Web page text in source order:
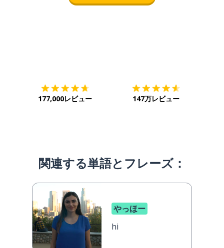
177,000レビュー 147万レビュー
関連する単語とフレーズ：
やっほー
hi